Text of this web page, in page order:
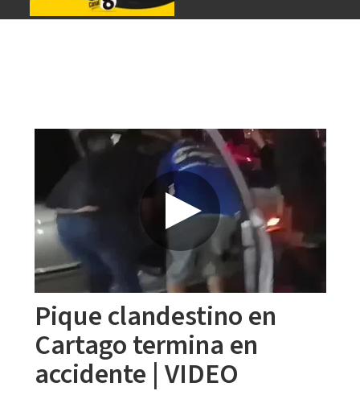
Pique clandestino en
Cartago termina en
accidente | VIDEO